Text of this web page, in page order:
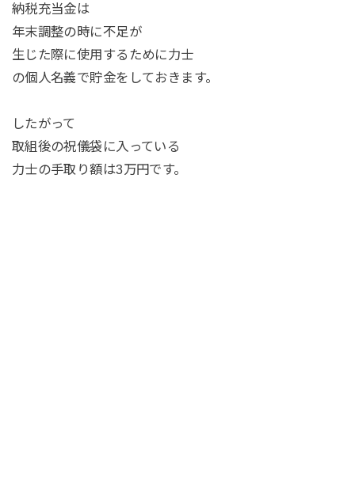
納税充当金は
年末調整の時に不足が
生じた際に使用するために力士
の個人名義で貯金をしておきます。
したがって
取組後の祝儀袋に入っている
力士の手取り額は3万円です。